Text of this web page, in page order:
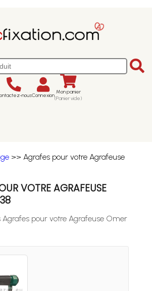
nousConnexion Mon panier
(Panier vide)
>> Agrafes pour votre Agrafeuse
VOTRE AGRAFEUSE
Agrafes pour votre Agrafeuse Omer